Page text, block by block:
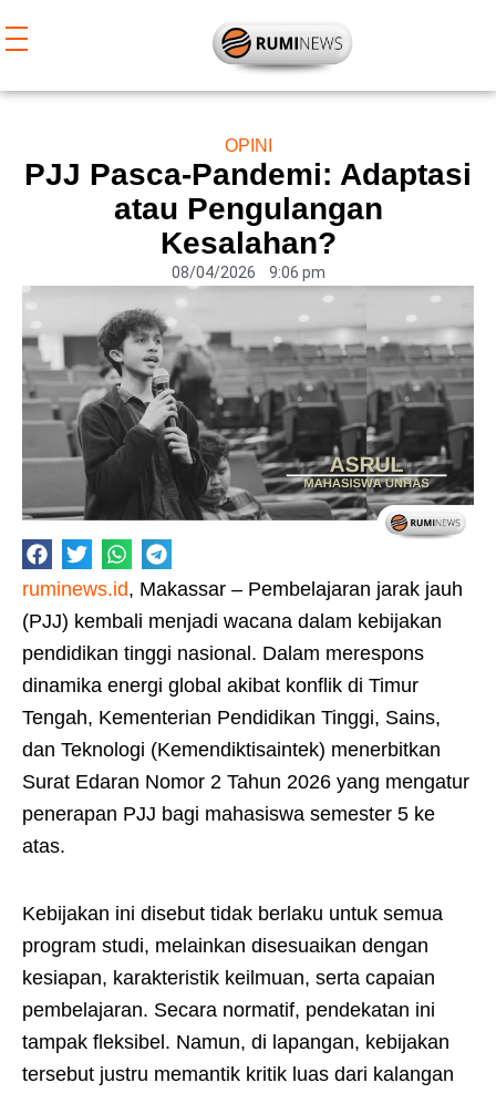
ke
OPINI
PJJ Pasca-Pandemi: Adaptasi
atau Pengulangan
Kesalahan?
08/04/2026 9:06 pm
ruminews.id, Makassar – Pembelajaran jarak jauh
(PJJ) kembali menjadi wacana dalam kebijakan
pendidikan tinggi nasional. Dalam merespons
dinamika energi global akibat konflik di Timur
Tengah, Kementerian Pendidikan Tinggi, Sains,
dan Teknologi (Kemendiktisaintek) menerbitkan
Surat Edaran Nomor 2 Tahun 2026 yang mengatur
penerapan PJJ bagi mahasiswa semester 5 ke
atas.
Kebijakan ini disebut tidak berlaku untuk semua
program studi, melainkan disesuaikan dengan
kesiapan, karakteristik keilmuan, serta capaian
pembelajaran. Secara normatif, pendekatan ini
tampak fleksibel. Namun, di lapangan, kebijakan
tersebut justru memantik kritik luas dari kalangan